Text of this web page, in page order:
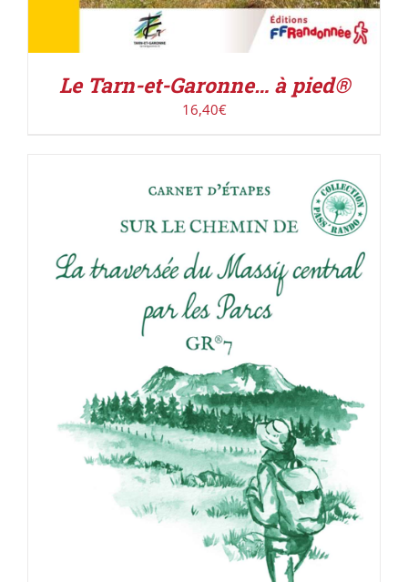
Le Tarn-et-Garonne… à pied®
16,40€
ACHETER LE PRODUIT / DÉTAILS